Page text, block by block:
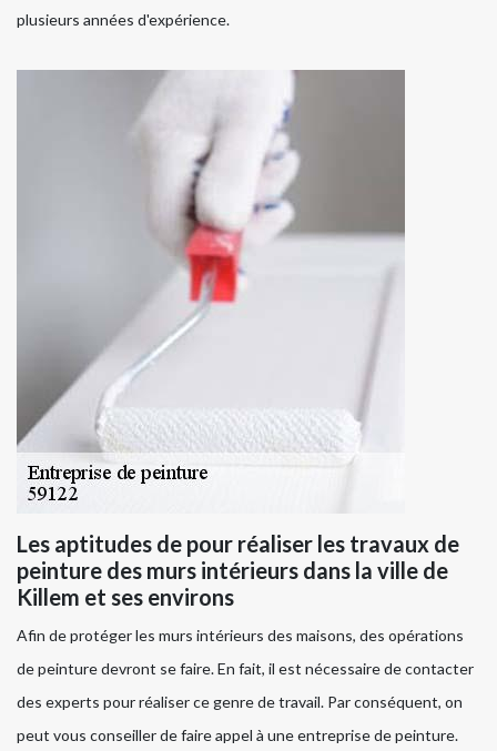
plusieurs années d'expérience.
Les aptitudes de pour réaliser les travaux de
peinture des murs intérieurs dans la ville de
Killem et ses environs
Afin de protéger les murs intérieurs des maisons, des opérations
de peinture devront se faire. En fait, il est nécessaire de contacter
des experts pour réaliser ce genre de travail. Par conséquent, on
peut vous conseiller de faire appel à une entreprise de peinture.